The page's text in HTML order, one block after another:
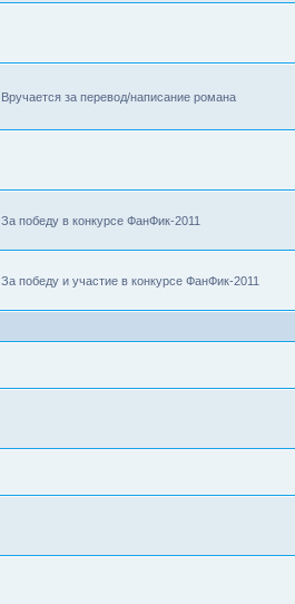
Вручается за перевод/написание романа
За победу в конкурсе ФанФик-2011
За победу и участие в конкурсе ФанФик-2011